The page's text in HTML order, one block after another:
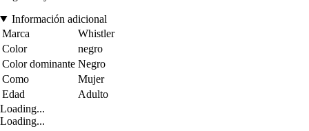
Información adicional
Marca
Whistler
Color
negro
Color dominante Negro
Como
Mujer
Edad
Adulto
Loading...
Loading...